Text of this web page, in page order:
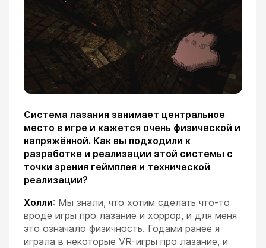
Система лазания занимает центральное
место в игре и кажется очень физической и
напряжённой. Как вы подходили к
разработке и реализации этой системы с
точки зрения геймплея и технической
реализации?
Холли: Мы знали, что хотим сделать что-то
вроде игры про лазание и хоррор, и для меня
это означало физичность. Годами ранее я
играла в некоторые VR-игры про лазание, и